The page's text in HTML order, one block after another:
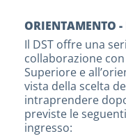
ORIENTAMENTO -
Il DST offre una
collaborazione
Superiore e
vista della scelta
intraprendere
previste le
ingresso: